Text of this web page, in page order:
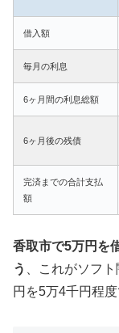
借入額
毎月の利息
6ヶ月間の利息総額
6ヶ月後の残債
完済までの合計支払
額
香取市で5万円を
う
、これがソフ
円を5万4千円程